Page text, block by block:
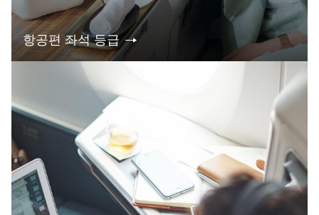
항공편 좌석 등급